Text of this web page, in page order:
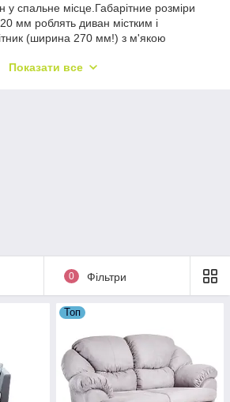
у спальне місце.Габарітние розміри
мм роблять диван містким і
(ширина 270 мм!) з м'якою
для ліктя, але і прилягти на нього.
Показати все
0 Фільтри
Топ